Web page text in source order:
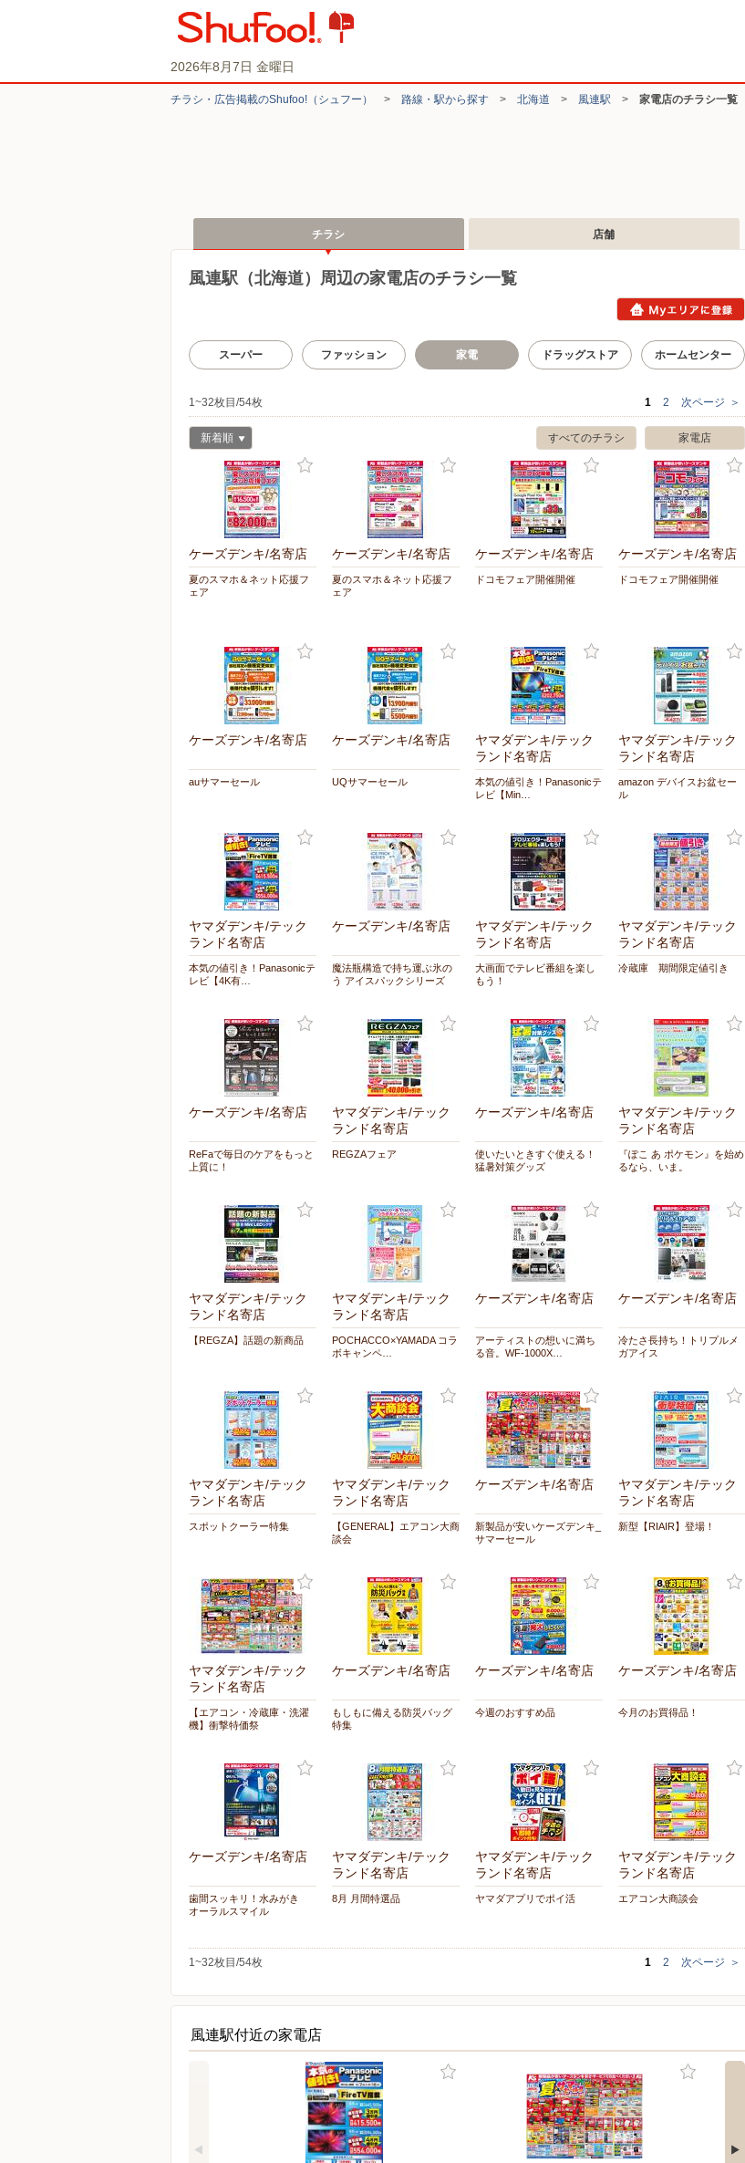
2026年8月7日 金曜日
チラシ・​広告掲載の​Shufoo!​（シュフー） > 路線・駅から探す > 北海道 > 風連駅 > 家電店のチラシ一覧
チラシ 店舗
風連駅（北海道）周辺の家電店のチラシ一覧
スーパー ファッション 家電 ドラッグストア ホームセンター
1~32枚目/54枚 1 2 次ページ ＞
家電店
すべてのチラシ
新着順
ケーズデンキ/名寄店
夏のスマホ＆ネット応援フ
ェア
ケーズデンキ/名寄店
夏のスマホ＆ネット応援フ
ェア
ケーズデンキ/名寄店
ドコモフェア開催開催
ケーズデンキ/名寄店
ドコモフェア開催開催
ケーズデンキ/名寄店
auサマーセール
ケーズデンキ/名寄店
UQサマーセール
ヤマダデンキ/テック
ランド名寄店
本気の値引き！Panasonicテ
レビ【Min…
ヤマダデンキ/テック
ランド名寄店
amazon デバイスお盆セー
ル
ヤマダデンキ/テック
ランド名寄店
本気の値引き！Panasonicテ
レビ【4K有…
ケーズデンキ/名寄店
魔法瓶構造で持ち運ぶ氷の
う アイスパックシリーズ
ヤマダデンキ/テック
ランド名寄店
大画面でテレビ番組を楽し
もう！
ヤマダデンキ/テック
ランド名寄店
冷蔵庫 期間限定値引き
ケーズデンキ/名寄店
ReFaで毎日のケアをもっと
上質に！
ヤマダデンキ/テック
ランド名寄店
REGZAフェア
ケーズデンキ/名寄店
使いたいときすぐ使える！
猛暑対策グッズ
ヤマダデンキ/テック
ランド名寄店
『ぽこ あ ポケモン』を始め
るなら、いま。
ヤマダデンキ/テック
ランド名寄店
【REGZA】話題の新商品
ヤマダデンキ/テック
ランド名寄店
POCHACCO×YAMADA コラ
ボキャンペ…
ケーズデンキ/名寄店
アーティストの想いに満ち
る音。WF-1000X…
ケーズデンキ/名寄店
冷たさ長持ち！トリプルメ
ガアイス
ヤマダデンキ/テック
ランド名寄店
スポットクーラー特集
ヤマダデンキ/テック
ランド名寄店
【GENERAL】エアコン大商
談会
ケーズデンキ/名寄店
新製品が安いケーズデンキ_
サマーセール
ヤマダデンキ/テック
ランド名寄店
新型【RIAIR】登場！
ヤマダデンキ/テック
ランド名寄店
【エアコン・冷蔵庫・洗濯
機】衝撃特価祭
ケーズデンキ/名寄店
もしもに備える防災バッグ
特集
ケーズデンキ/名寄店
今週のおすすめ品
ケーズデンキ/名寄店
今月のお買得品！
ケーズデンキ/名寄店
歯間スッキリ！水みがき
オーラルスマイル
ヤマダデンキ/テック
ランド名寄店
8月 月間特選品
ヤマダデンキ/テック
ランド名寄店
ヤマダアプリでポイ活
ヤマダデンキ/テック
ランド名寄店
エアコン大商談会
1~32枚目/54枚 1 2 次ページ ＞
風連駅付近の家電店